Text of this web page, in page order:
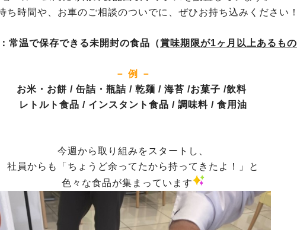
ち時間や、お車のご相談のついでに、ぜひお持ち込みください！
常温で保存できる未開封の食品（賞味期限が1ヶ月以上あるもの
－ 例 －
お米・お餅 / 缶詰・瓶詰 / 乾麺 / 海苔 /お菓子 /飲料
レトルト食品 / インスタント食品 / 調味料 / 食用油
今週から取り組みをスタートし、
社員からも「ちょうど余ってたから持ってきたよ！」と
色々な食品が集まっています